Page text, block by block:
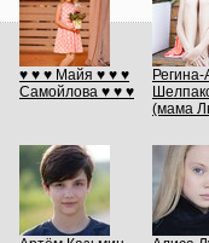
♥ ♥ ♥ Майя ♥ ♥ ♥
Самойлова ♥ ♥ ♥
(мама